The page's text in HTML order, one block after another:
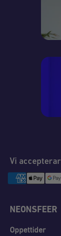
NEONSFEER
Öppettider
Vi accepterar